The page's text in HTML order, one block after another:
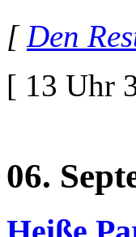
[Den
[ 13 Uhr
06.